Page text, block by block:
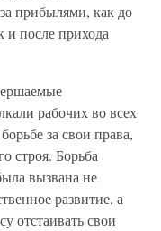
прибылями, как до
после прихода
рабочих во всех
за свои права,
строя. Борьба
вызвана не
развитие, а
отстаивать свои